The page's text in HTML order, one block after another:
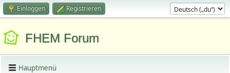
Einloggen Registrieren
FHEM Forum
Hauptmenü